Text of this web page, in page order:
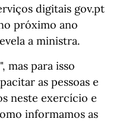
digitais gov.pt
próximo ano
a ministra.
mas para isso
as pessoas e
neste exercício e
informamos as